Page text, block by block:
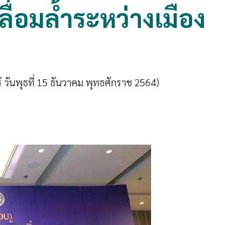
มล้ำระหว่างเมือง
วันพุธที่ 15 ธันวาคม พุทธศักราช 2564)